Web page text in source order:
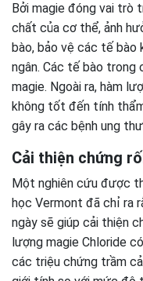
Bởi magie đóng vai trò
chất của cơ thể, ảnh
bào, bảo vệ các tế bào
ngân. Các tế bào
magie. Ngoài ra, hàm
không tốt đến tính
gây ra các bệnh ung
Cải thiện chứng
Một nghiên cứu được
học Vermont đã chỉ ra
ngày sẽ giúp cải thiện
lượng magie Chloride
các triệu chứng trầm